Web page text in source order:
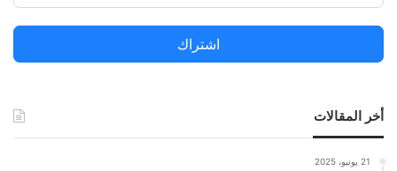
ع
ن
اشتراك
أخر المقالات
21 يونيو، 2025